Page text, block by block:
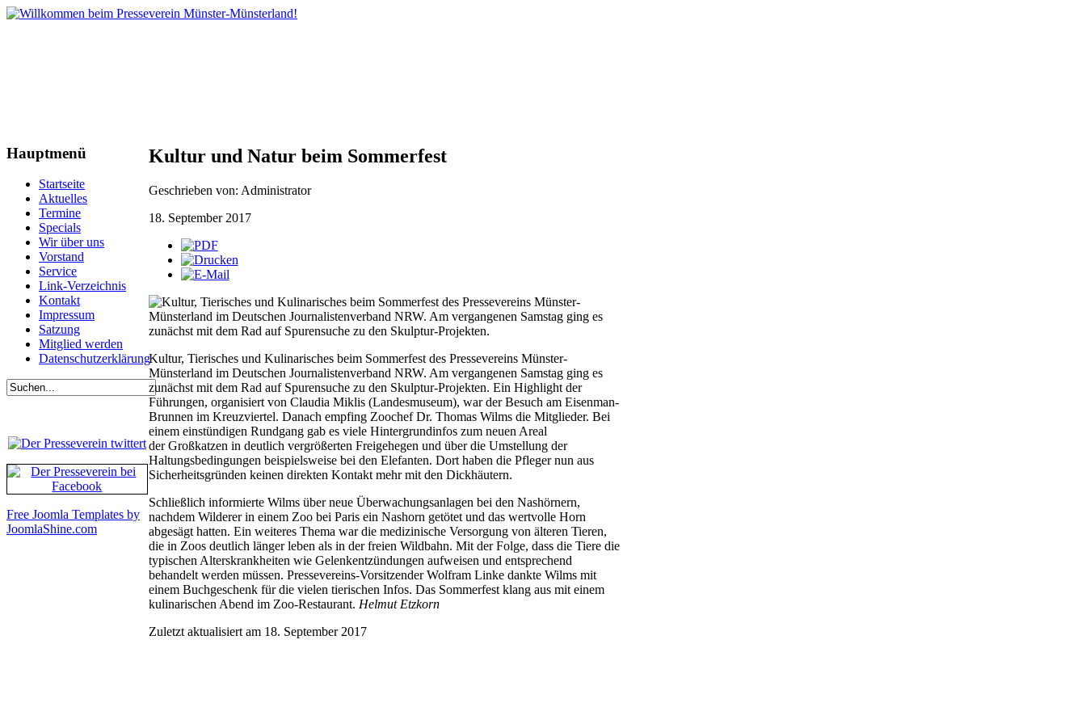
Kultur und Natur beim Sommerfest
Geschrieben von: Administrator
18. September 2017
Kultur, Tierisches und Kulinarisches beim Sommerfest des Pressevereins Münster-
Münsterland im Deutschen Journalistenverband NRW. Am vergangenen Samstag ging es
zunächst mit dem Rad auf Spurensuche zu den Skulptur-Projekten.
Kultur, Tierisches und Kulinarisches beim Sommerfest des Pressevereins Münster-
Münsterland im Deutschen Journalistenverband NRW. Am vergangenen Samstag ging es
zunächst mit dem Rad auf Spurensuche zu den Skulptur-Projekten. Ein Highlight der
Führungen, organisiert von Claudia Miklis (Landesmuseum), war der Besuch am Eisenman-
Brunnen im Kreuzviertel. Danach empfing Zoochef Dr. Thomas Wilms die Mitglieder. Bei
einem einstündigen Rundgang gab es viele Hintergrundinfos zum neuen Areal
der Großkatzen in deutlich vergrößerten Freigehegen und über die Umstellung der
Haltungsbedingungen beispielsweise bei den Elefanten. Dort haben die Pfleger nun aus
Sicherheitsgründen keinen direkten Kontakt mehr mit den Dickhäutern.
Schließlich informierte Wilms über neue Überwachungsanlagen bei den Nashörnern,
nachdem Wilderer in einem Zoo bei Paris ein Nashorn getötet und das wertvolle Horn
abgesägt hatten. Ein weiteres Thema war die medizinische Versorgung von älteren Tieren,
die in Zoos deutlich länger leben als in der freien Wildbahn. Mit der Folge, dass die Tiere die
typischen Alterskrankheiten wie Gelenkentzündungen aufweisen und entsprechend
behandelt werden müssen. Pressevereins-Vorsitzender Wolfram Linke dankte Wilms mit
einem Buchgeschenk für die vielen tierischen Infos. Das Sommerfest klang aus mit einem
kulinarischen Abend im Zoo-Restaurant. Helmut Etzkorn
Zuletzt aktualisiert am 18. September 2017
Hauptmenü
Startseite
Aktuelles
Termine
Specials
Wir über uns
Vorstand
Service
Link-Verzeichnis
Kontakt
Impressum
Satzung
Mitglied werden
Datenschutzerklärung
Free Joomla Templates by
JoomlaShine.com